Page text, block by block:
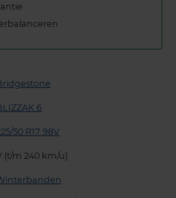
6
50 R17 98V
(t/m 240 km/u)